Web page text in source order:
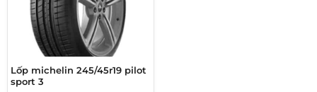
Lốp michelin 245/45r19 pilot
sport 3